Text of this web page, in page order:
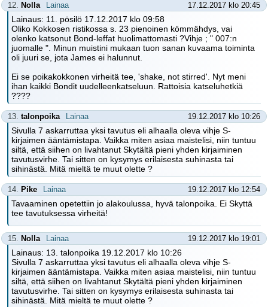
12. Nolla Lainaa 17.12.2017 klo 20:45
Lainaus: 11. pösilö 17.12.2017 klo 09:58
Oliko Kokkosen ristikossa s. 23 pienoinen kömmähdys, vai
olenko katsonut Bond-leffat huolimattomasti ?Vihje ; " 007:n
juomalle ". Minun muistini mukaan tuon sanan kuvaama toiminta
oli juuri se, jota James ei halunnut.
Ei se poikakokkonen virheitä tee, 'shake, not stirred'. Nyt meni
ihan kaikki Bondit uudelleenkatseluun. Rattoisia katseluhetkiä
????
13. talonpoika Lainaa 19.12.2017 klo 10:26
Sivulla 7 askarruttaa yksi tavutus eli alhaalla oleva vihje S-
kirjaimen ääntämistapa. Vaikka miten asiaa maistelisi, niin tuntuu
siltä, että siihen on livahtanut Skytältä pieni yhden kirjaiminen
tavutusvirhe. Tai sitten on kysymys erilaisesta suhinasta tai
sihinästä. Mitä mieltä te muut olette ?
14. Pike Lainaa 19.12.2017 klo 12:54
Tavaaminen opetettiin jo alakoulussa, hyvä talonpoika. Ei Skyttä
tee tavutuksessa virheitä!
15. Nolla Lainaa 19.12.2017 klo 19:01
Lainaus: 13. talonpoika 19.12.2017 klo 10:26
Sivulla 7 askarruttaa yksi tavutus eli alhaalla oleva vihje S-
kirjaimen ääntämistapa. Vaikka miten asiaa maistelisi, niin tuntuu
siltä, että siihen on livahtanut Skytältä pieni yhden kirjaiminen
tavutusvirhe. Tai sitten on kysymys erilaisesta suhinasta tai
sihinästä. Mitä mieltä te muut olette ?